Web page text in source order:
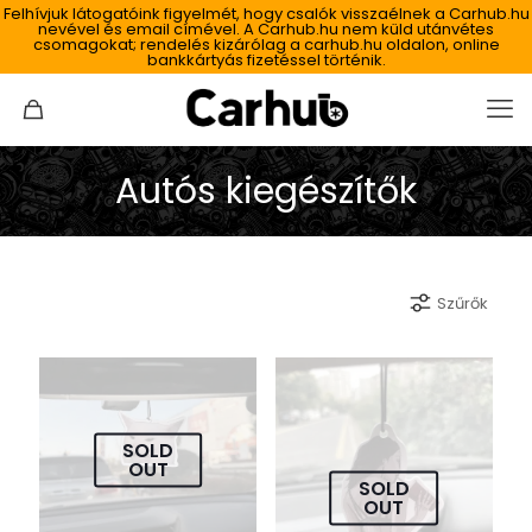
Felhívjuk látogatóink figyelmét, hogy csalók visszaélnek a Carhub.hu
nevével és email címével. A Carhub.hu nem küld utánvétes
csomagokat; rendelés kizárólag a carhub.hu oldalon, online
bankkártyás fizetéssel történik.
Autós kiegészítők
Szűrők
SOLD
OUT
SOLD
OUT